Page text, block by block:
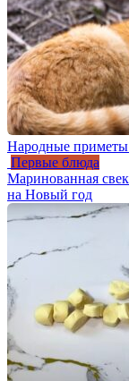
Народные
Первые блюда
Маринованная
на Новый год